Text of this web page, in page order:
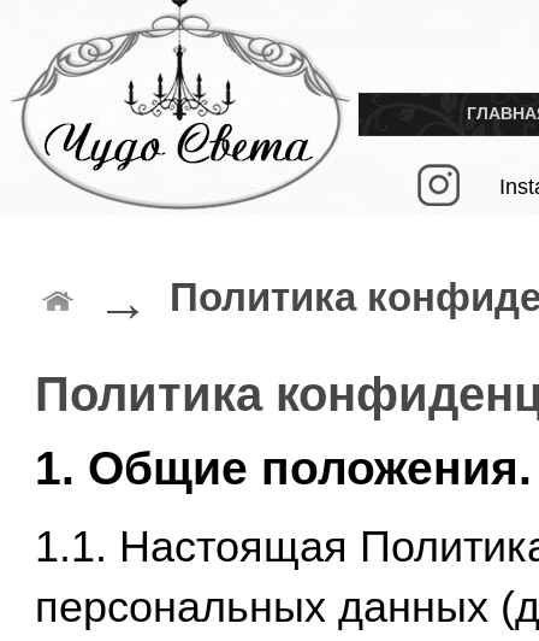
→ Политика
Политика
1. Общие положения.
1.1. Настоящая
персональных данных